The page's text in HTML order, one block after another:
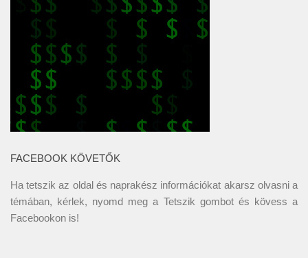
FACEBOOK KÖVETŐK
Ha tetszik az oldal és naprakész információkat akarsz olvasni a
témában, kérlek, nyomd meg a Tetszik gombot és kövess a
Facebookon is!